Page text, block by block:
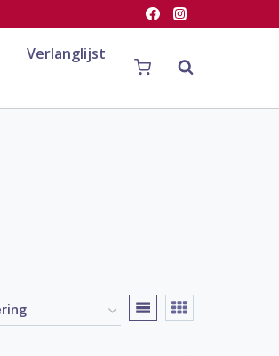
Verlanglijst